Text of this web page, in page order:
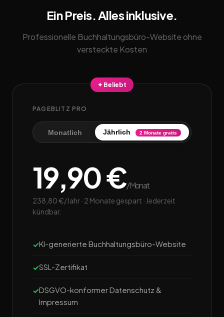
Ein Preis. Alles inklusive.
Professionelle Buchhaltungsbüro-Website ohne
versteckte Kosten
✦ Beliebt
PAGEBLITZ PRO
Monatlich Jährlich 2 Monate gratis
19,90 €/Monat
238,80 €/Jahr · 2 Monate gespart · Jederzeit
kündbar.
KI-generierte Buchhaltungsbüro-Website
SSL-Zertifikat
DSGVO-konformer Datenschutz &
Impressum